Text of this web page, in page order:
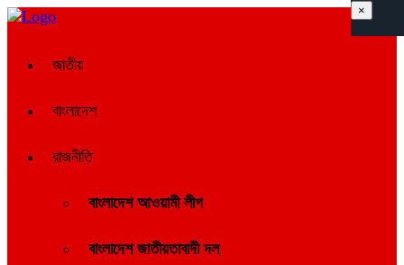
জাতীয়
বাংলাদেশ
রাজনীতি
বাংলাদেশ আওয়ামী লীগ
বাংলাদেশ জাতীয়তাবাদী দল
×